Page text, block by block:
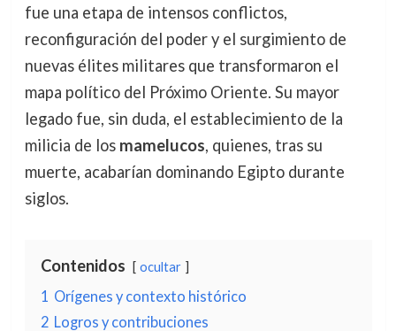
fue una etapa de intensos conflictos,
reconfiguración del poder y el surgimiento de
nuevas élites militares que transformaron el
mapa político del Próximo Oriente. Su mayor
legado fue, sin duda, el establecimiento de la
milicia de los mamelucos, quienes, tras su
muerte, acabarían dominando Egipto durante
siglos.
Contenidos ocultar
1 Orígenes y contexto histórico
2 Logros y contribuciones